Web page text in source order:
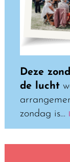
Deze
de lucht
zondag is…